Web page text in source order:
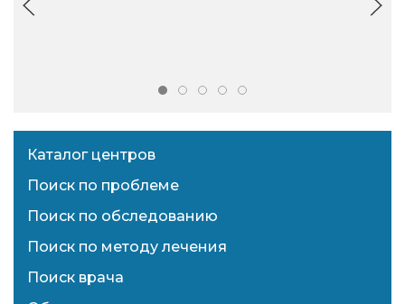
Каталог центров
Поиск по проблеме
Поиск по обследованию
Поиск по методу лечения
Поиск врача